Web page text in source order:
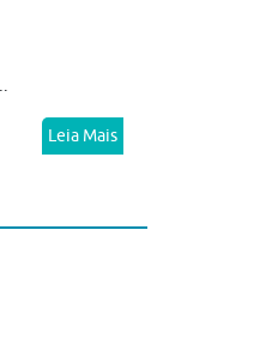
Leia Mais